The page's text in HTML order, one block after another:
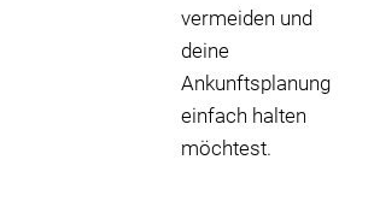
vermeiden und
deine
Ankunftsplanung
einfach halten
möchtest.